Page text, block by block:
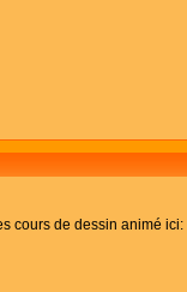
cours de dessin animé ici: